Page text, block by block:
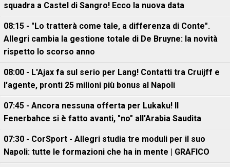
squadra a Castel di Sangro! Ecco la nuova data
08:15 - "Lo tratterà come tale, a differenza di Conte".
Allegri cambia la gestione totale di De Bruyne: la novità
rispetto lo scorso anno
08:00 - L'Ajax fa sul serio per Lang! Contatti tra Cruijff e
l'agente, pronti 25 milioni più bonus al Napoli
07:45 - Ancora nessuna offerta per Lukaku! Il
Fenerbahce si è fatto avanti, "no" all'Arabia Saudita
07:30 - CorSport - Allegri studia tre moduli per il suo
Napoli: tutte le formazioni che ha in mente | GRAFICO